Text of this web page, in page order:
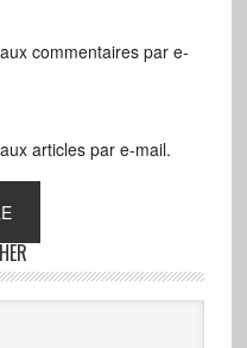
commentaires par e-
articles par e-mail.